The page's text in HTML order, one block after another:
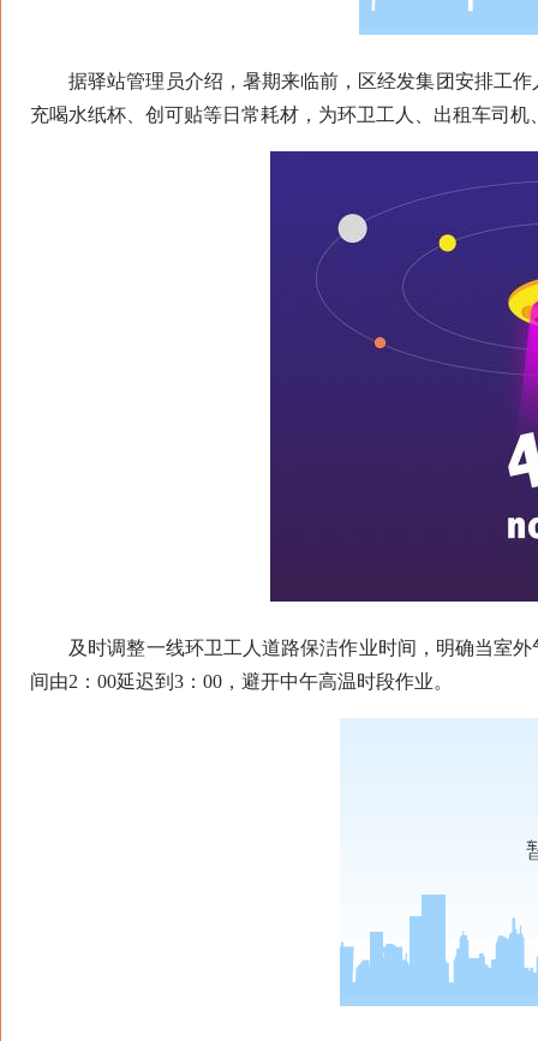
据驿站管理员介绍，暑期来临前，区经发集团安排工作
充喝水纸杯、创可贴等日常耗材，为环卫工人、出租车司
及时调整一线环卫工人道路保洁作业时间，明确当室外
间由2：00延迟到3：00，避开中午高温时段作业。